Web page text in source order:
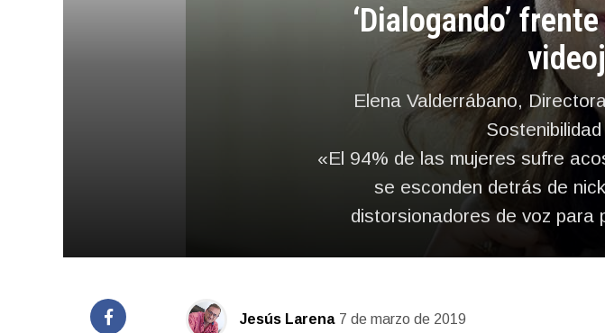
‘Dialogando’
Elena Valderrábano,
«El 94% de las mujeres sufre
se esconden detrás de
distorsionadores de voz para
Jesús Larena 7 de marzo de 2019